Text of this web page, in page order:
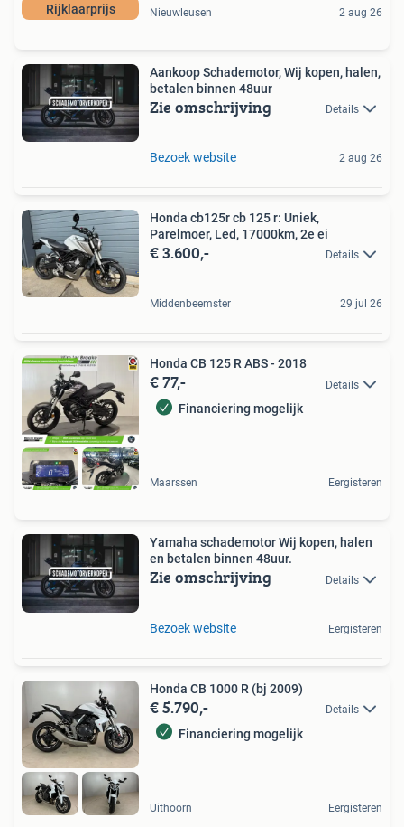
Rijklaarprijs Nieuwleusen 2 aug 26
Aankoop Schademotor, Wij kopen, halen,
betalen binnen 48uur
Zie omschrijving Details
Bezoek website 2 aug 26
Honda cb125r cb 125 r: Uniek,
Parelmoer, Led, 17000km, 2e ei
€ 3.600,- Details
Middenbeemster 29 jul 26
Honda CB 125 R ABS - 2018
€ 77,- Details
Financiering mogelijk
Maarssen Eergisteren
Yamaha schademotor Wij kopen, halen
en betalen binnen 48uur.
Zie omschrijving Details
Bezoek website Eergisteren
Honda CB 1000 R (bj 2009)
€ 5.790,- Details
Financiering mogelijk
Uithoorn Eergisteren